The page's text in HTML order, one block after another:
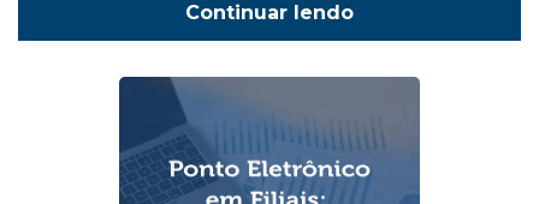
Continuar lendo